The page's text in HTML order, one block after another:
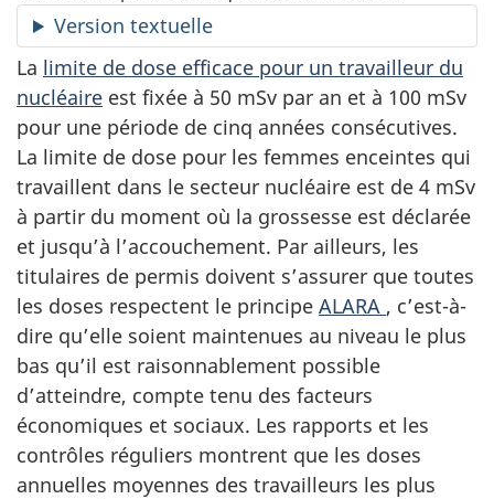
Version textuelle
La limite de dose efficace pour un travailleur du
nucléaire est fixée à 50 mSv par an et à 100 mSv
pour une période de cinq années consécutives.
La limite de dose pour les femmes enceintes qui
travaillent dans le secteur nucléaire est de 4 mSv
à partir du moment où la grossesse est déclarée
et jusqu’à l’accouchement. Par ailleurs, les
titulaires de permis doivent s’assurer que toutes
les doses respectent le principe ALARA , c’est-à-
dire qu’elle soient maintenues au niveau le plus
bas qu’il est raisonnablement possible
d’atteindre, compte tenu des facteurs
économiques et sociaux. Les rapports et les
contrôles réguliers montrent que les doses
annuelles moyennes des travailleurs les plus